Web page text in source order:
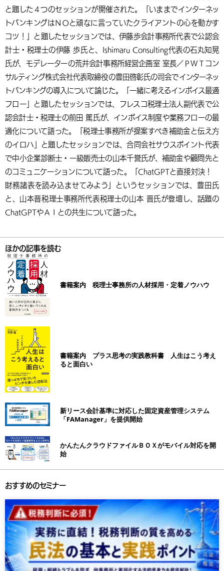
と題した４つのセッションが開催された。「いままでインターネッ
トバンキングはＮＯと頑なに言っていたクライアントの心を動かす
コツ！」と題したセッションでは、伊藤歩会計事務所代表で公認会
計士・税理士の伊藤 歩氏と、Ishimaru Consulting代表の石丸知晃
氏が、モデレーターの荒井会計事務所経営企画室 室長／ＰＷＴコン
サルティング株式会社代表取締役の豊田啓彰氏の司会でインターネッ
トバンキングの導入について論じた。「一緒に考えるインボイス最適
フロー」と題したセッションでは、フレスコ税理士法人副代表で公
認会計士・税理士の前田 篤氏が、インボイス制度や業務フローの最
適化について語った。「税理士事務所が提案すべき補助金と伝え方
のイロハ」と題したセッションでは、合同会社サウスポイント代表
で中小企業診断士・一級販売士の山本千誉氏が、補助金や顧問先と
のコミュニケーションについて語った。「ChatGPTと直接対決！
財務諸表を読み込ませてみよう」というセッションでは、豊田氏
と、山本晋税理士事務所代表税理士の山本 晋氏が登壇し、話題の
ChatGPTやＡＩとの共生について語った。
ほかの記事を読む
書籍案内 税理士事務所の人材採用・定着ノウハウ
書籍案内 プラス思考の実践教科書 人生はこう考え
ると面白い
新リース会計基準に対応した固定資産管理システム
「FAManager」を提供開始
かんたんクラウドファイルＢＯＸがモバイル対応を開
始
おすすめのセミナー